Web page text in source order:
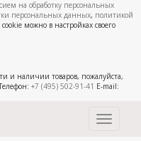
на обработку персональных
персональных данных, политикой
можно в настройках своего
и наличии товаров, пожалуйста,
+7 (495) 502-91-41 E-mail:
Toggle